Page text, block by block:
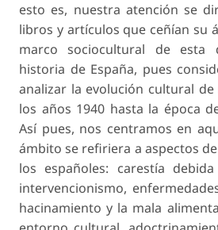
esto es, nuestra atención se
libros y artículos que ceñían su
marco sociocultural de
historia de España, pues
analizar la evolución cultural
los años 1940 hasta la época
Así pues, nos centramos en
ámbito se refiriera a aspectos
los españoles: carestía
intervencionismo,
hacinamiento y la mala